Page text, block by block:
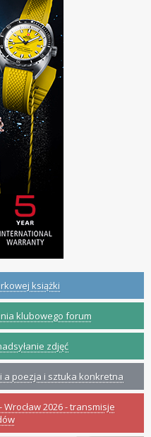
książki
klubowego forum
zdjęć
a poezja i sztuka konkretna
2026 - transmisje